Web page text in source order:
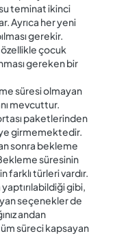
teminat ikinci
Ayrıca her yeni
gerekir.
çocuk
gereken bir
süresi olmayan
mevcuttur.
paketlerinden
girmemektedir.
sonra bekleme
süresinin
farklı türleri vardır.
gibi,
seçenekler de
andan
süreci kapsayan